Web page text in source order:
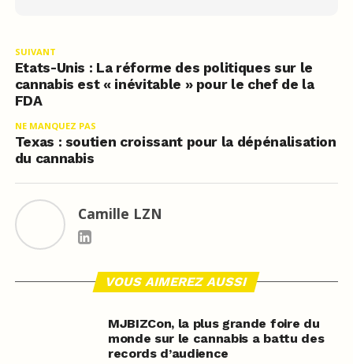
SUIVANT
Etats-Unis : La réforme des politiques sur le
cannabis est « inévitable » pour le chef de la
FDA
NE MANQUEZ PAS
Texas : soutien croissant pour la dépénalisation
du cannabis
Camille LZN
VOUS AIMEREZ AUSSI
MJBIZCon, la plus grande foire du
monde sur le cannabis a battu des
records d’audience